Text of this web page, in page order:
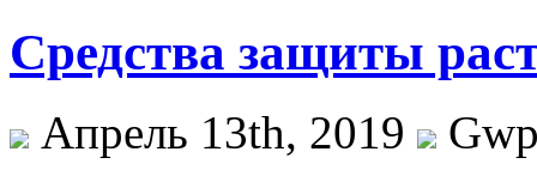
Средства защиты
Апрель 13th, 2019